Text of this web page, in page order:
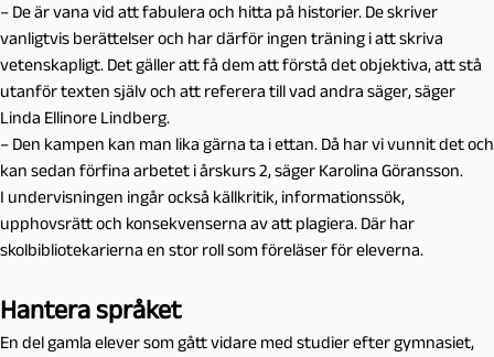
– De är vana vid att fabulera och hitta på historier. De skriver
vanligtvis berättelser och har därför ingen träning i att skriva
vetenskapligt. Det gäller att få dem att förstå det objektiva, att stå
utanför texten själv och att referera till vad andra säger, säger
Linda Ellinore Lindberg.
– Den kampen kan man lika gärna ta i ettan. Då har vi vunnit det och
kan sedan förfina arbetet i årskurs 2, säger Karolina Göransson.
I undervisningen ingår också källkritik, informationssök,
upphovsrätt och konsekvenserna av att plagiera. Där har
skolbibliotekarierna en stor roll som föreläser för eleverna.
Hantera språket
En del gamla elever som gått vidare med studier efter gymnasiet,